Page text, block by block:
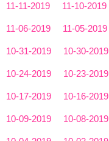
11-11-2019 11-10-2019
11-06-2019 11-05-2019
10-31-2019 10-30-2019
10-24-2019 10-23-2019
10-17-2019 10-16-2019
10-09-2019 10-08-2019